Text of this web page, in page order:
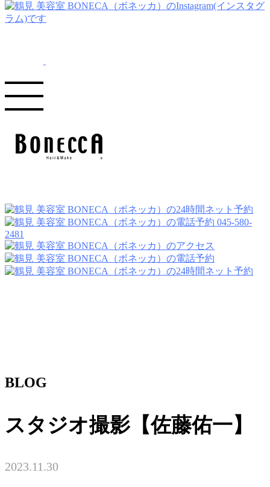
045-580-
2481
BLOG
スタジオ撮影【佐藤佑一】
2023.11.30